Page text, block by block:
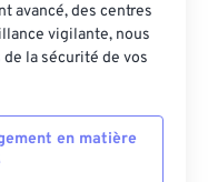
avancé, des centres
vigilante, nous
la sécurité de vos
en matière